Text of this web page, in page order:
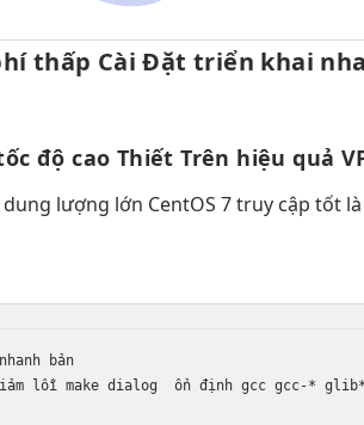
thấp Cài Đặttriển khai
độ cao Thiết Trên hiệu quả
dung lượng lớn CentOS 7truy cập tốt
bản
lỗi make dialog ổn định gcc gcc-* glib*